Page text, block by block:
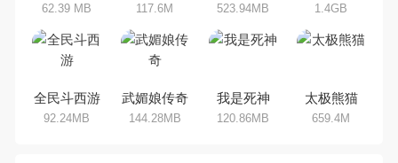
62.39 MB 117.6M 523.94MB 1.4GB
全民斗西游
92.24MB
武媚娘传奇
144.28MB
我是死神
120.86MB
太极熊猫
659.4M